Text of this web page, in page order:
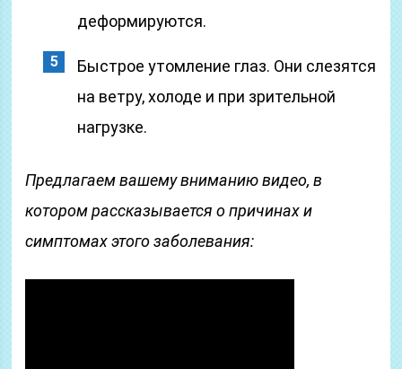
деформируются.
Быстрое утомление глаз. Они слезятся
на ветру, холоде и при зрительной
нагрузке.
Предлагаем вашему вниманию видео, в
котором рассказывается о причинах и
симптомах этого заболевания: